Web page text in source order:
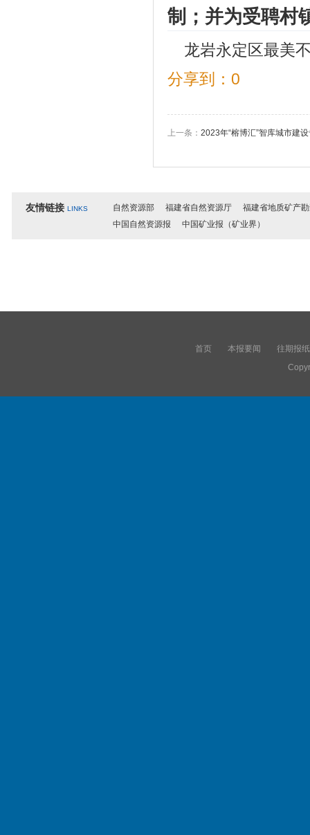
制；并为受聘村
龙岩永定区最美
分享到： 0
上一条： 2023年“榕博汇”智库城市建
友情链接 LINKS 自然资源部 福建省自然资源厅
福建省地质矿产
中国自然资源报
中国矿业报（矿业界）
首页 本报要闻
往期报纸